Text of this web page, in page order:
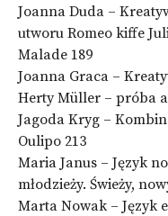
Joanna Duda –
utworu Romeo kiffe
Malade 189
Joanna Graca –
Herty Müller – próba
Jagoda Kryg –
Oulipo 213
Maria Janus – Język
młodzieży. Świeży,
Marta Nowak – Język